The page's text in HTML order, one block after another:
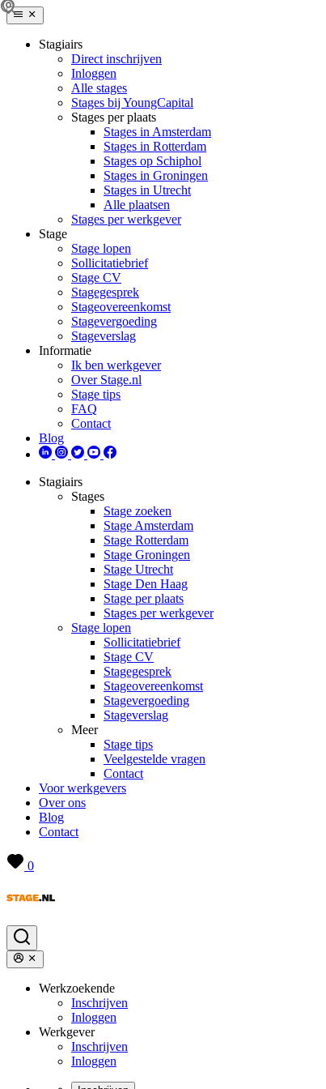
Stagiairs
Direct inschrijven
Inloggen
Alle stages
Stages bij YoungCapital
Stages per plaats
Stages in Amsterdam
Stages in Rotterdam
Stages op Schiphol
Stages in Groningen
Stages in Utrecht
Alle plaatsen
Stages per werkgever
Stage
Stage lopen
Sollicitatiebrief
Stage CV
Stagegesprek
Stageovereenkomst
Stagevergoeding
Stageverslag
Informatie
Ik ben werkgever
Over Stage.nl
Stage tips
FAQ
Contact
Blog
Stagiairs
Stages
Stage zoeken
Stage Amsterdam
Stage Rotterdam
Stage Groningen
Stage Utrecht
Stage Den Haag
Stage per plaats
Stages per werkgever
Stage lopen
Sollicitatiebrief
Stage CV
Stagegesprek
Stageovereenkomst
Stagevergoeding
Stageverslag
Meer
Stage tips
Veelgestelde vragen
Contact
Voor werkgevers
Over ons
Blog
Contact
0
Werkzoekende
Inschrijven
Inloggen
Werkgever
Inschrijven
Inloggen